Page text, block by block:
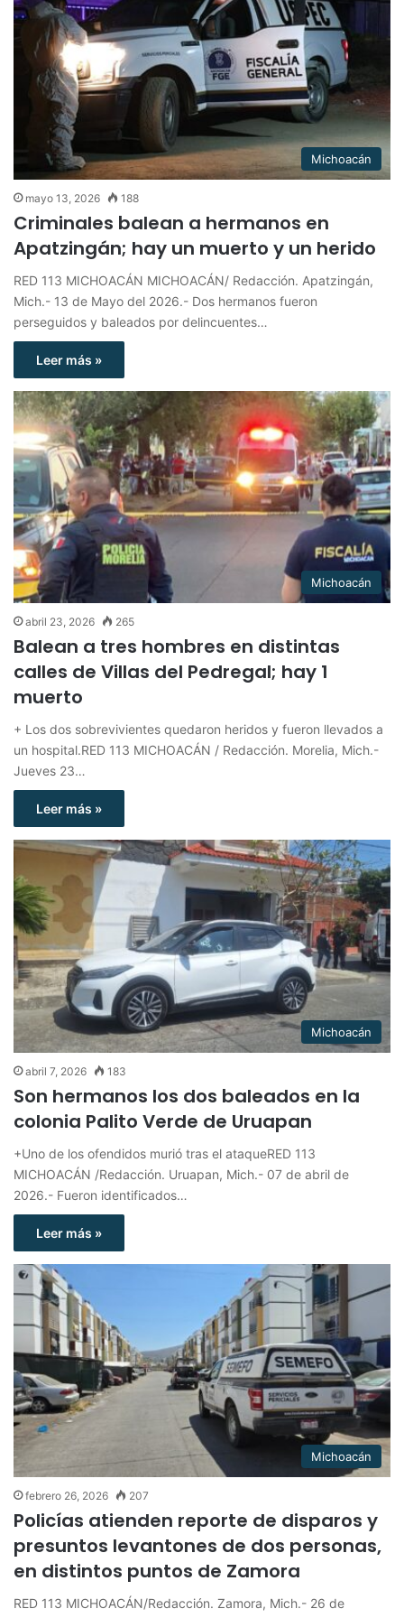
Michoacán
mayo 13, 2026 188
Criminales balean a hermanos en
Apatzingán; hay un muerto y un herido
RED 113 MICHOACÁN MICHOACÁN/ Redacción. Apatzingán,
Mich.- 13 de Mayo del 2026.- Dos hermanos fueron
perseguidos y baleados por delincuentes…
Leer más »
Michoacán
abril 23, 2026 265
Balean a tres hombres en distintas
calles de Villas del Pedregal; hay 1
muerto
+ Los dos sobrevivientes quedaron heridos y fueron llevados a
un hospital.RED 113 MICHOACÁN / Redacción. Morelia, Mich.-
Jueves 23…
Leer más »
Michoacán
abril 7, 2026 183
Son hermanos los dos baleados en la
colonia Palito Verde de Uruapan
+Uno de los ofendidos murió tras el ataqueRED 113
MICHOACÁN /Redacción. Uruapan, Mich.- 07 de abril de
2026.- Fueron identificados…
Leer más »
Michoacán
febrero 26, 2026 207
Policías atienden reporte de disparos y
presuntos levantones de dos personas,
en distintos puntos de Zamora
RED 113 MICHOACÁN/Redacción. Zamora, Mich.- 26 de